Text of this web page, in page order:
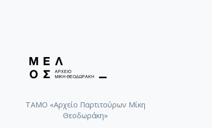
ΤΑΜΟ «Αρχείο Παρτιτούρων Μίκη
Θεοδωράκη»